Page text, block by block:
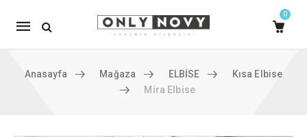
Mobile
navigation
0
Anasayfa Mağaza ELBİSE
Kısa Elbise
Mira Elbise